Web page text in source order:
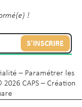
!
S'INSCRIRE
– Paramétrer les
CAPS – Création